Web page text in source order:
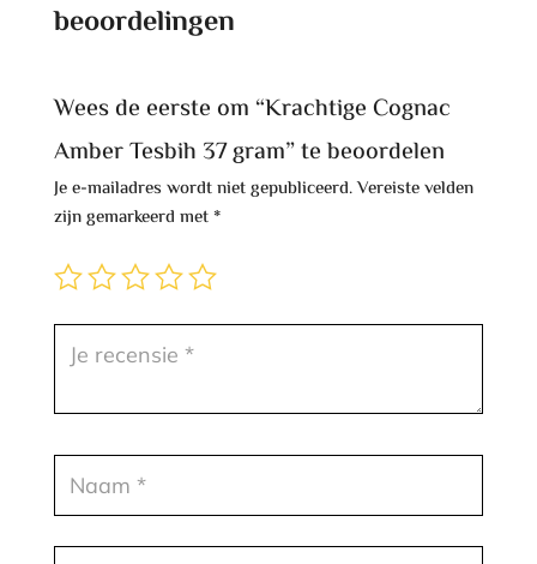
beoordelingen
Wees de eerste om “Krachtige Cognac
Amber Tesbih 37 gram” te beoordelen
Je e-mailadres wordt niet gepubliceerd.Vereiste velden
zijn gemarkeerd met*